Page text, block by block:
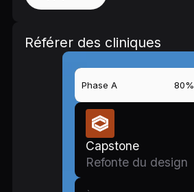
Référer des cliniques
Phase A 80%
Capstone
Refonte du design